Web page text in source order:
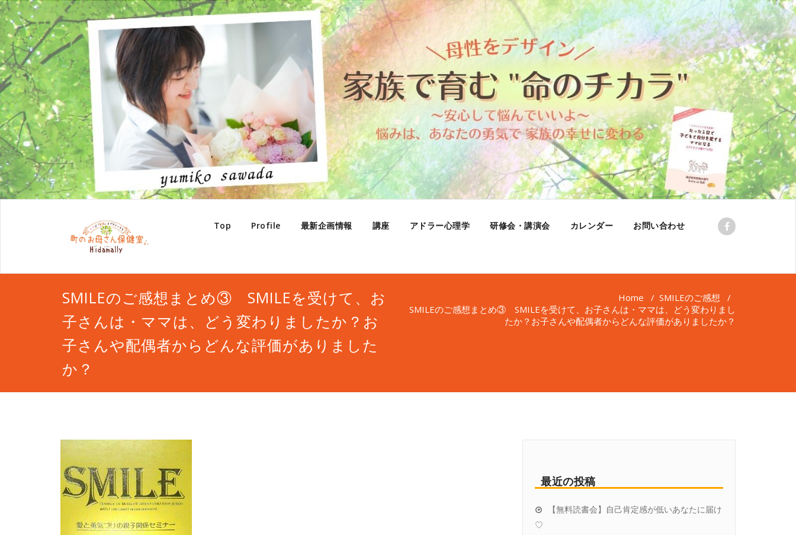
Top Profile 最新企画情報 講座 アドラー心理学 研修会・講演会 カレンダー お問い合わせ
SMILEのご感想まとめ③ SMILEを受けて、お
子さんは・ママは、どう変わりましたか？お
子さんや配偶者からどんな評価がありました
か？
Home / SMILEのご感想 /
SMILEのご感想まとめ③ SMILEを受けて、お子さんは・ママは、どう変わりまし
たか？お子さんや配偶者からどんな評価がありましたか？
最近の投稿
【無料読書会】自己肯定感が低いあなたに届け
♡